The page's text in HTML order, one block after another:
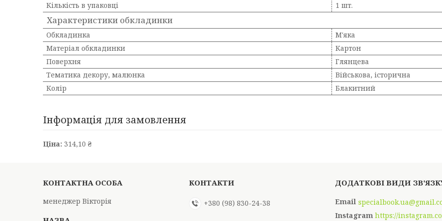
Кількість в упаковці
1 шт.
Характеристики обкладинки
Обкладинка
М'яка
Матеріал обкладинки
Картон
Поверхня
Глянцева
Тематика декору, малюнка
Військова, історична
Колір
Блакитний
Інформація для замовлення
Ціна: 314,10 ₴
менеджер Вікторія +380 (98) 830-24-38
Instagram https://